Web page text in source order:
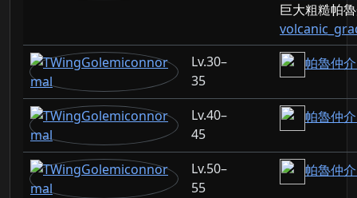
巨大粗糙帕
30–
35
帕魯仲
40–
45
帕魯仲
50–
55
帕魯仲